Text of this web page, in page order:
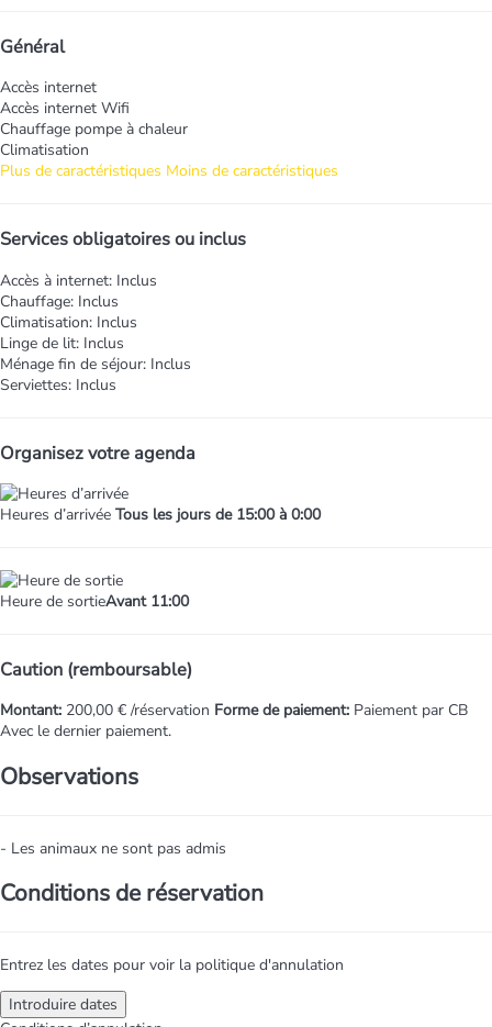
Général
Accès internet
Accès internet Wifi
Chauffage pompe à chaleur
Climatisation
Plus de caractéristiques Moins de caractéristiques
Services obligatoires ou inclus
Accès à internet: Inclus
Chauffage: Inclus
Climatisation: Inclus
Linge de lit: Inclus
Ménage fin de séjour: Inclus
Serviettes: Inclus
Organisez votre agenda
Heures d’arrivée Tous les jours de 15:00 à 0:00
Heure de sortieAvant 11:00
Caution (remboursable)
Montant: 200,00 € /réservation Forme de paiement: Paiement par CB
Avec le dernier paiement.
Observations
- Les animaux ne sont pas admis
Conditions de réservation
Entrez les dates pour voir la politique d'annulation
Introduire dates